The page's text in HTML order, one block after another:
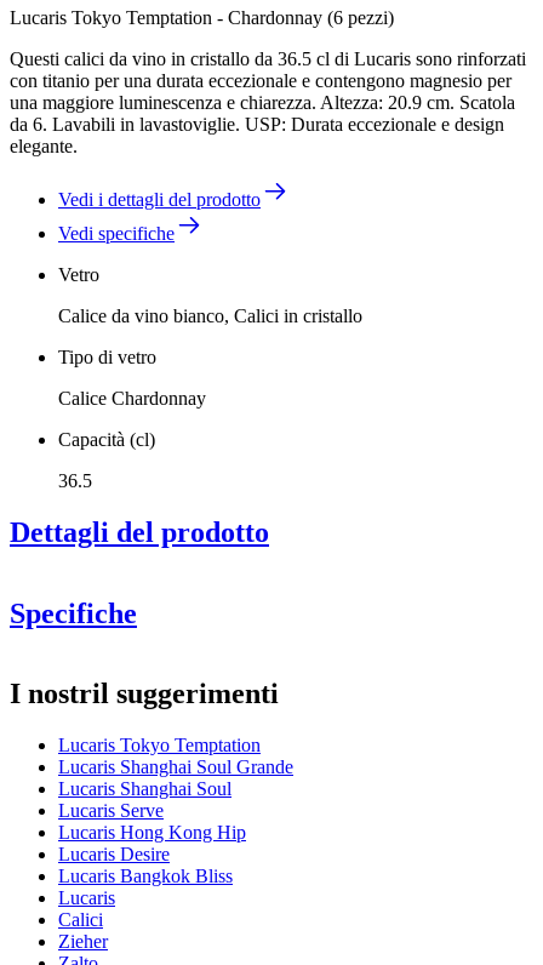
Lucaris Tokyo Temptation - Chardonnay (6 pezzi)
Questi calici da vino in cristallo da 36.5 cl di Lucaris sono rinforzati
con titanio per una durata eccezionale e contengono magnesio per
una maggiore luminescenza e chiarezza. Altezza: 20.9 cm. Scatola
da 6. Lavabili in lavastoviglie. USP: Durata eccezionale e design
elegante.
Vedi i dettagli del prodotto
Vedi specifiche
Vetro
Calice da vino bianco, Calici in cristallo
Tipo di vetro
Calice Chardonnay
Capacità (cl)
36.5
Dettagli del prodotto
dimostrativo (indicativamente a metà del video)
Specifiche
Numero di prodottoLS02CD13G
Dimensioni (LxAxP cm)
Peso (kg)0.216
Altezza (cm)20.9
Larghezza (cm)40
Profondità (cm)
Vetro
Serie di prodotti
VetroCalice da vino bianco, Calici in cristallo
I nostril suggerimenti
Lucaris Tokyo Temptation
Lucaris Shanghai Soul Grande
Lucaris Shanghai Soul
Lucaris Serve
Lucaris Hong Kong Hip
Lucaris Desire
Lucaris Bangkok Bliss
Lucaris
Calici
Zieher